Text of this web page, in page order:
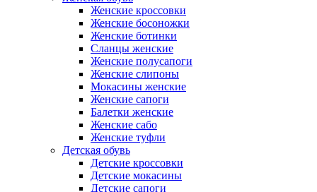
Женские кроссовки
Женские босоножки
Женские ботинки
Сланцы женские
Женские полусапоги
Женские слипоны
Мокасины женские
Женские сапоги
Балетки женские
Женские сабо
Женские туфли
Детская обувь
Детские кроссовки
Детские мокасины
Детские сапоги